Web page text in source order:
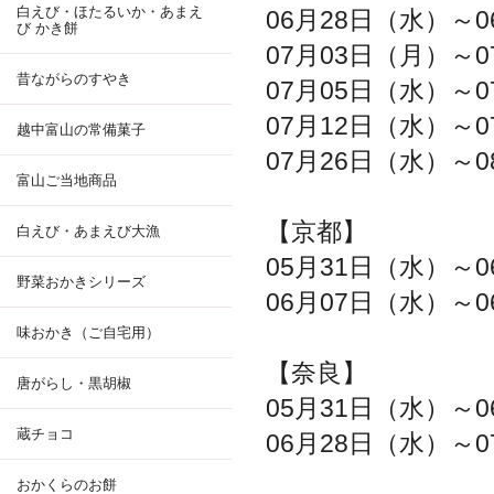
白えび・ほたるいか・あまえ
び かき餅
昔ながらのすやき
越中富山の常備菓子
富山ご当地商品
白えび・あまえび大漁
野菜おかきシリーズ
味おかき（ご自宅用）
唐がらし・黒胡椒
蔵チョコ
おかくらのお餅
06月28日（水）～
07月03日（月）～
07月05日（水）～
07月12日（水）～
07月26日（水）～
【京都】
05月31日（水）～
06月07日（水）～
【奈良】
05月31日（水）～
06月28日（水）～